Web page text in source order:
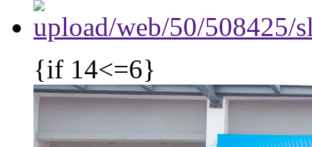
{if 14<=6}